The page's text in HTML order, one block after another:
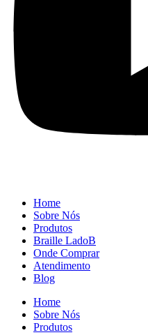
Home
Sobre Nós
Produtos
Braille LadoB
Onde Comprar
Atendimento
Blog
Home
Sobre Nós
Produtos